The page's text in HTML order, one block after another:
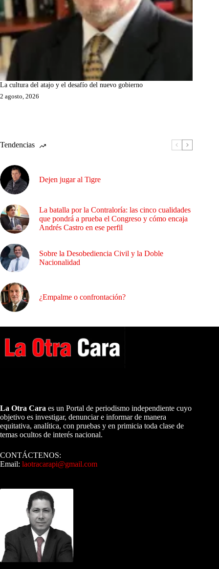
La cultura del atajo y el desafío del nuevo gobierno
2 agosto, 2026
Tendencias
Dejen jugar al Tigre
La batalla por la Contraloría: las cinco cualidades
que pondrá a prueba el Congreso y cómo encaja
Andrés Castro en ese perfil
Sobre la Desobediencia Civil y la Doble
Nacionalidad
¿Empalme o confrontación?
La Otra Cara es un Portal de periodismo independiente cuyo
objetivo es investigar, denunciar e informar de manera
equitativa, analítica, con pruebas y en primicia toda clase de
temas ocultos de interés nacional.
CONTÁCTENOS:
Email: laotracarapi@gmail.com